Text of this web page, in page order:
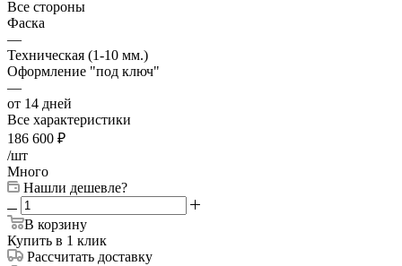
Все стороны
Фаска
—
Техническая (1-10 мм.)
Оформление "под ключ"
—
от 14 дней
Все характеристики
186 600 ₽
/шт
Много
Нашли дешевле?
В корзину
Купить в 1 клик
Рассчитать доставку